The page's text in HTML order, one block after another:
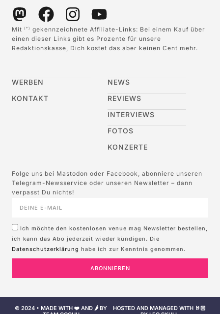
Mit (*)
gekennzeichnete Affiliate-Links: Bei einem Kauf über
einen dieser Links gibt es Prozente für unsere
Redaktionskasse, Dich kostet das aber keinen Cent mehr.
WERBEN
KONTAKT
NEWS
REVIEWS
INTERVIEWS
FOTOS
KONZERTE
Folge uns bei Mastodon oder Facebook, abonniere unseren
Telegram-Newsservice oder unseren Newsletter – dann
verpasst Du nichts!
Ich möchte den kostenlosen venue mag Newsletter bestellen,
ich kann das Abo jederzeit wieder kündigen. Die
Datenschutzerklärung habe ich zur Kenntnis genommen.
ABONNIEREN
© 2024 • MADE WITH ❤️ AND 🌶️ BY
HOSTED AND MANAGED WITH 🤘🏻